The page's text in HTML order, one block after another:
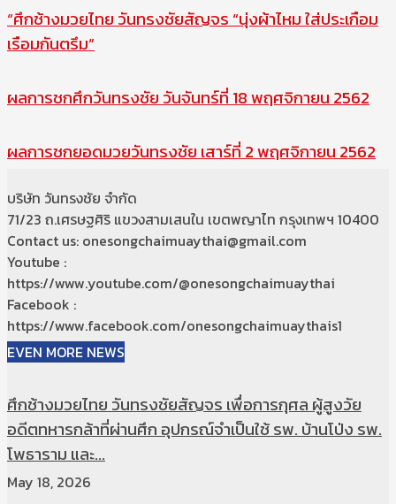
“ศึกช้างมวยไทย วันทรงชัยสัญจร “นุ่งผ้าไหม ใส่ประเกือม
เรือมกันตรึม”
ผลการชกศึกวันทรงชัย วันจันทร์ที่ 18 พฤศจิกายน 2562
ผลการชกยอดมวยวันทรงชัย เสาร์ที่ 2 พฤศจิกายน 2562
บริษัท วันทรงชัย จำกัด
71/23 ถ.เศรษฐศิริ แขวงสามเสนใน เขตพญาไท กรุงเทพฯ 10400
Contact us: onesongchaimuaythai@gmail.com
Youtube :
https://www.youtube.com/@onesongchaimuaythai
Facebook :
https://www.facebook.com/onesongchaimuaythais1
EVEN MORE NEWS
ศึกช้างมวยไทย วันทรงชัยสัญจร เพื่อการกุศล ผู้สูงวัย
อดีตทหารกล้าที่ผ่านศึก อุปกรณ์จำเป็นใช้ รพ. บ้านโป่ง รพ.
โพธาราม และ...
May 18, 2026